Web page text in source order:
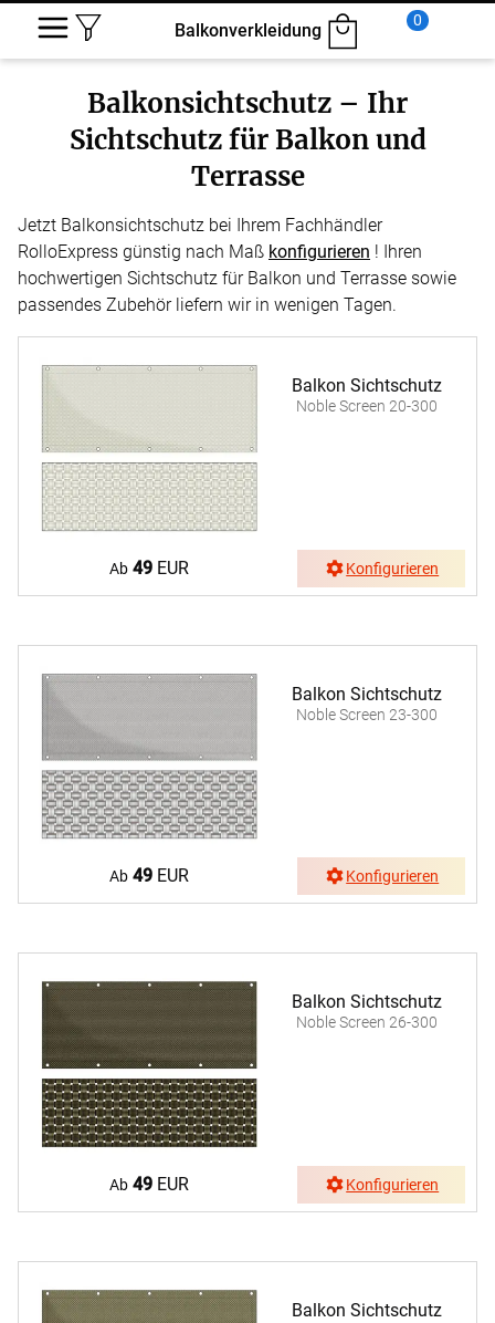
Balkonverkleidung
0
Balkonsichtschutz – Ihr
Sichtschutz für Balkon und
Terrasse
Jetzt Balkonsichtschutz bei Ihrem Fachhändler
RolloExpress günstig nach Maß konfigurieren ! Ihren
hochwertigen Sichtschutz für Balkon und Terrasse sowie
passendes Zubehör liefern wir in wenigen Tagen.
Balkon Sichtschutz
Noble Screen 20-300
Ab 49 EUR Konfigurieren
Balkon Sichtschutz
Noble Screen 23-300
Ab 49 EUR Konfigurieren
Balkon Sichtschutz
Noble Screen 26-300
Ab 49 EUR Konfigurieren
Balkon Sichtschutz